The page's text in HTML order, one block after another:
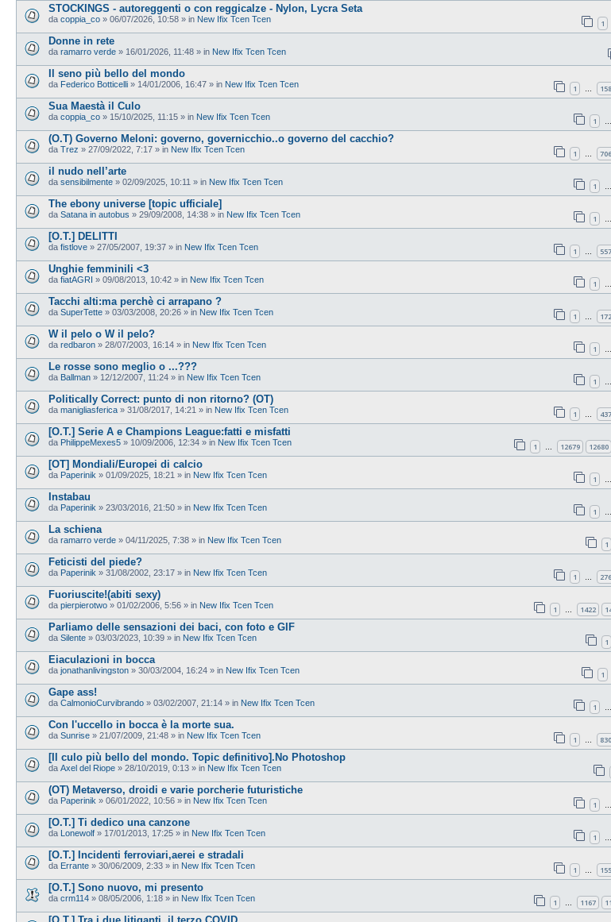
STOCKINGS - autoreggenti o con reggicalze - Nylon, Lycra Seta
da coppia_co » 06/07/2026, 10:58 » in New Ifix Tcen Tcen 1
Donne in rete
da ramarro verde » 16/01/2026, 11:48 » in New Ifix Tcen Tcen
Il seno più bello del mondo
da Federico Botticelli » 14/01/2006, 16:47 » in New Ifix Tcen Tcen 1 … 158
Sua Maestà il Culo
da coppia_co » 15/10/2025, 11:15 » in New Ifix Tcen Tcen 1 …
(O.T) Governo Meloni: governo, governicchio..o governo del cacchio?
da Trez » 27/09/2022, 7:17 » in New Ifix Tcen Tcen 1 … 706
il nudo nell’arte
da sensibilmente » 02/09/2025, 10:11 » in New Ifix Tcen Tcen 1 …
The ebony universe [topic ufficiale]
da Satana in autobus » 29/09/2008, 14:38 » in New Ifix Tcen Tcen 1 …
[O.T.] DELITTI
da fistlove » 27/05/2007, 19:37 » in New Ifix Tcen Tcen 1 … 557
Unghie femminili <3
da fiatAGRI » 09/08/2013, 10:42 » in New Ifix Tcen Tcen 1 …
Tacchi alti:ma perchè ci arrapano ?
da SuperTette » 03/03/2008, 20:26 » in New Ifix Tcen Tcen 1 … 172
W il pelo o W il pelo?
da redbaron » 28/07/2003, 16:14 » in New Ifix Tcen Tcen 1 …
Le rosse sono meglio o ...???
da Ballman » 12/12/2007, 11:24 » in New Ifix Tcen Tcen 1 …
Politically Correct: punto di non ritorno? (OT)
da manigliasferica » 31/08/2017, 14:21 » in New Ifix Tcen Tcen 1 … 437
[O.T.] Serie A e Champions League:fatti e misfatti
da PhilippeMexes5 » 10/09/2006, 12:34 » in New Ifix Tcen Tcen 1 … 12679 12680
[OT] Mondiali/Europei di calcio
da Paperinik » 01/09/2025, 18:21 » in New Ifix Tcen Tcen 1 …
Instabau
da Paperinik » 23/03/2016, 21:50 » in New Ifix Tcen Tcen 1 …
La schiena
da ramarro verde » 04/11/2025, 7:38 » in New Ifix Tcen Tcen 1
Feticisti del piede?
da Paperinik » 31/08/2002, 23:17 » in New Ifix Tcen Tcen 1 … 276
Fuoriuscite!(abiti sexy)
da pierpierotwo » 01/02/2006, 5:56 » in New Ifix Tcen Tcen 1 … 1422
Parliamo delle sensazioni dei baci, con foto e GIF
da Silente » 03/03/2023, 10:39 » in New Ifix Tcen Tcen 1
Eiaculazioni in bocca
da jonathanlivingston » 30/03/2004, 16:24 » in New Ifix Tcen Tcen 1
Gape ass!
da CalmonioCurvibrando » 03/02/2007, 21:14 » in New Ifix Tcen Tcen 1 …
Con l'uccello in bocca è la morte sua.
da Sunrise » 21/07/2009, 21:48 » in New Ifix Tcen Tcen 1 … 830
[Il culo più bello del mondo. Topic definitivo].No Photoshop
da Axel del Riope » 28/10/2019, 0:13 » in New Ifix Tcen Tcen
(OT) Metaverso, droidi e varie porcherie futuristiche
da Paperinik » 06/01/2022, 10:56 » in New Ifix Tcen Tcen 1 …
[O.T.] Ti dedico una canzone
da Lonewolf » 17/01/2013, 17:25 » in New Ifix Tcen Tcen 1 …
[O.T.] Incidenti ferroviari,aerei e stradali
da Errante » 30/06/2009, 2:33 » in New Ifix Tcen Tcen 1 … 155
[O.T.] Sono nuovo, mi presento
da crm114 » 08/05/2006, 1:18 » in New Ifix Tcen Tcen 1 … 1167